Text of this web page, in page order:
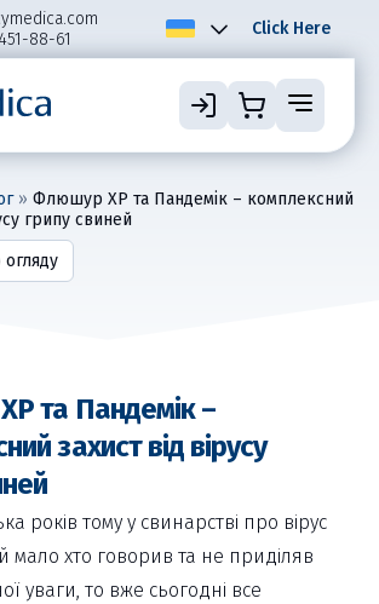
88-61
Click Here
» Флюшур ХР та Пандемік – комплексний
грипу свиней
огляду
та Пандемік –
захист від вірусу
років тому у свинарстві про вірус
мало хто говорив та не приділяв
уваги, то вже сьогодні все